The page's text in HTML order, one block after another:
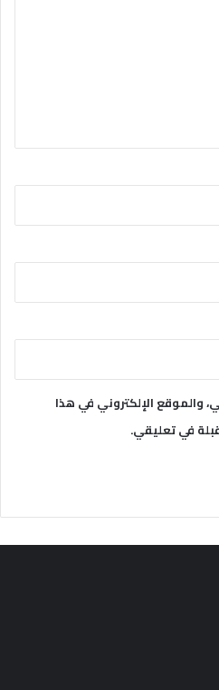
والموقع الإلكتروني في هذا
في تعليقي.